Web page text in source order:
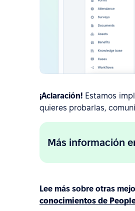
¡Aclaración! Estamos
quieres probarlas,
Más información
Lee más sobre otras
conocimientos de